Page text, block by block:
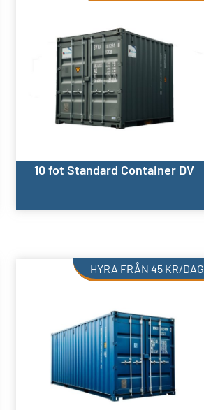
10 fot Standard Container DV
HYRA FRÅN 45 KR/DAG